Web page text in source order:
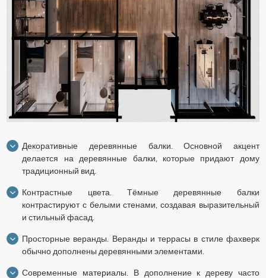
Декоративные деревянные балки. Основной акцент
делается на деревянные балки, которые придают дому
традиционный вид.
Контрастные цвета. Тёмные деревянные балки
контрастируют с белыми стенами, создавая выразительный
и стильный фасад.
Просторные веранды. Веранды и террасы в стиле фахверк
обычно дополнены деревянными элементами.
Современные материалы. В дополнение к дереву часто